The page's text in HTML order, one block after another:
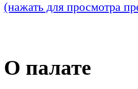
(нажать для просмотра
О палате